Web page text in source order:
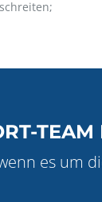
es um